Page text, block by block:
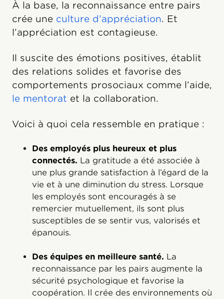
À la base, la reconnaissance entre pairs
crée une culture d’appréciation. Et
l’appréciation est contagieuse.
Il suscite des émotions positives, établit
des relations solides et favorise des
comportements prosociaux comme l’aide,
le mentorat et la collaboration.
Voici à quoi cela ressemble en pratique :
Des employés plus heureux et plus
connectés. La gratitude a été associée à
une plus grande satisfaction à l’égard de la
vie et à une diminution du stress. Lorsque
les employés sont encouragés à se
remercier mutuellement, ils sont plus
susceptibles de se sentir vus, valorisés et
épanouis.
Des équipes en meilleure santé. La
reconnaissance par les pairs augmente la
sécurité psychologique et favorise la
coopération. Il crée des environnements où